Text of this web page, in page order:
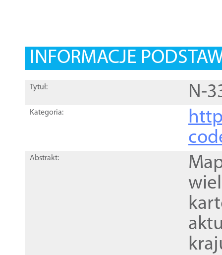
INFORMACJE
Tytuł: N-
Kategoria:
Abstrakt: